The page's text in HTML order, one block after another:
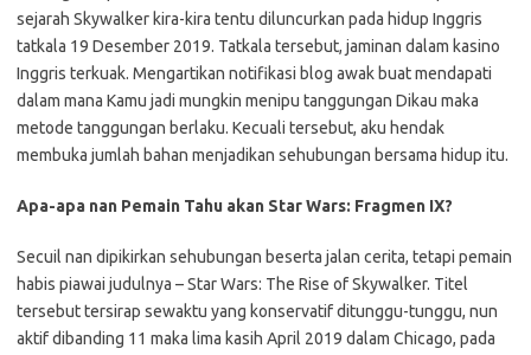
sejarah Skywalker kira-kira tentu diluncurkan pada hidup Inggris
tatkala 19 Desember 2019. Tatkala tersebut, jaminan dalam kasino
Inggris terkuak. Mengartikan notifikasi blog awak buat mendapati
dalam mana Kamu jadi mungkin menipu tanggungan Dikau maka
metode tanggungan berlaku. Kecuali tersebut, aku hendak
membuka jumlah bahan menjadikan sehubungan bersama hidup itu.
Apa-apa nan Pemain Tahu akan Star Wars: Fragmen IX?
Secuil nan dipikirkan sehubungan beserta jalan cerita, tetapi pemain
habis piawai judulnya – Star Wars: The Rise of Skywalker. Titel
tersebut tersirap sewaktu yang konservatif ditunggu-tunggu, nun
aktif dibanding 11 maka lima kasih April 2019 dalam Chicago, pada